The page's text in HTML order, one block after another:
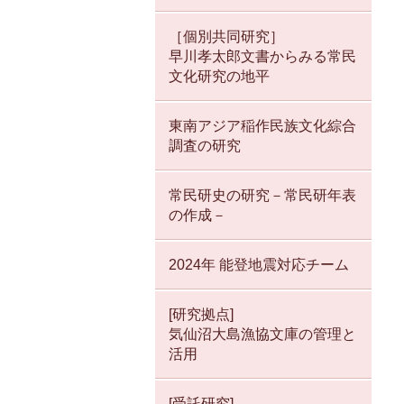
［個別共同研究］
早川孝太郎文書からみる常民
文化研究の地平
東南アジア稲作民族文化綜合
調査の研究
常民研史の研究－常民研年表
の作成－
2024年 能登地震対応チーム
[研究拠点]
気仙沼大島漁協文庫の管理と
活用